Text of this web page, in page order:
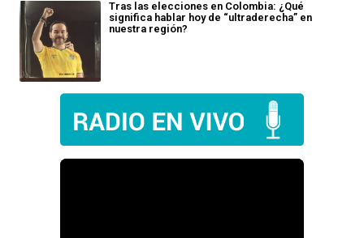
Tras las elecciones en Colombia: ¿Qué
significa hablar hoy de “ultraderecha” en
nuestra región?